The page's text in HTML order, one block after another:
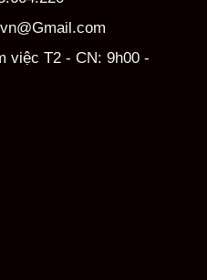
việc T2 - CN: 9h00 -